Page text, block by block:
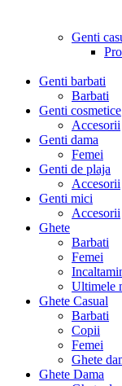
Genti
Genti barbati
Barbati
Genti cosmetice
Accesorii
Genti dama
Femei
Genti de plaja
Accesorii
Genti mici
Accesorii
Ghete
Barbati
Femei
Ultimele
Ghete Casual
Barbati
Copii
Femei
Ghete
Ghete Dama